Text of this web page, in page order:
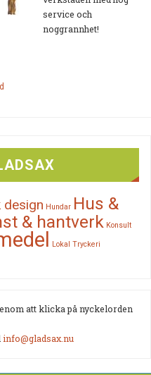
service och
noggrannhet!
design Hundar Hus &
& hantverk Konsult
Lokal Tryckeri
att klicka på nyckelorden
info@gladsax.nu